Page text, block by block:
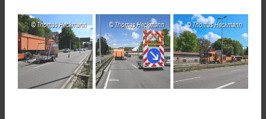
Thomas Heckmann Thomas Heckmann Thomas Heckmann